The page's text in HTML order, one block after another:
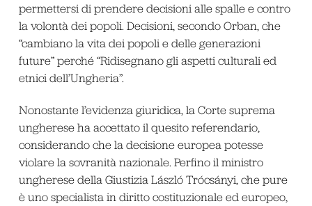
permettersi di prendere decisioni alle spalle e contro
la volontà dei popoli. Decisioni, secondo Orban, che
“cambiano la vita dei popoli e delle generazioni
future” perché “Ridisegnano gli aspetti culturali ed
etnici dell’Ungheria”.
Nonostante l’evidenza giuridica, la Corte suprema
ungherese ha accettato il quesito referendario,
considerando che la decisione europea potesse
violare la sovranità nazionale. Perfino il ministro
ungherese della Giustizia László Trócsányi, che pure
è uno specialista in diritto costituzionale ed europeo,